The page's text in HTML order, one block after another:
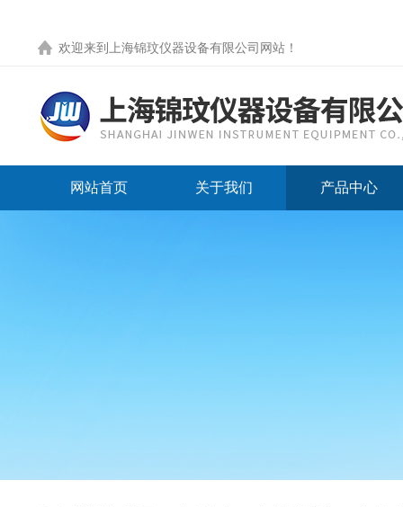
欢迎来到 上海锦玟仪器设备有限公司网站 ！
网站首页 关于我们 产品中心